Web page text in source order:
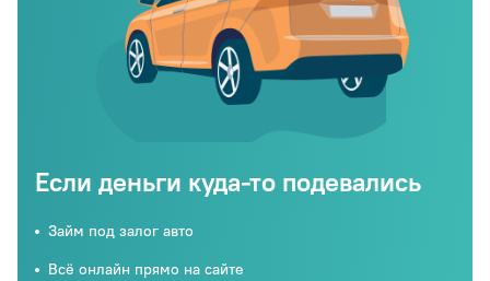
Если деньги куда-то подевались
Займ под залог авто
Всё онлайн прямо на сайте